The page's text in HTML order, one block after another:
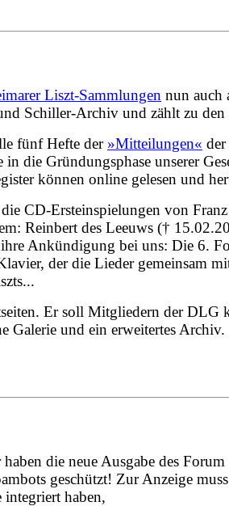
Liszt-Sammlungen nun auch
Schiller-Archiv und zählt zu
fünf Hefte der »Mitteilungen«
die Gründungsphase unserer
können online gelesen und
CD-Ersteinspielungen von
Reinbert des Leeuws (†
Ankündigung bei uns: Die 6.
der die Lieder gemeinsam
Er soll Mitgliedern der
Galerie und ein erweitertes Archiv.
die neue Ausgabe des
geschützt! Zur Anzeige
haben,